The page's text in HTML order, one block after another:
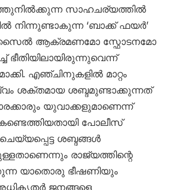
സാഹചര്യത്തിൽ
നിന്നുണ്ടാകുന്ന ‘ബാക്ക് ഫയർ’
ആക്രമണമോ സ്ഫോടനമോ
ഭീതിയിലായിരുന്നുവെന്ന്
എഞ്ചിനുകളിൽ മാറ്റം
ശക്തമായ ശബ്ദമുണ്ടാക്കുന്നത്
യുവാക്കളുമാണെന്ന്
പോലീസ്
ചെയ്യപ്പെട്ട ശബ്ദങ്ങൾ
രാജ്യത്തിന്റെ
യാതൊരു ഭീഷണിയും
ജനങ്ങളെ